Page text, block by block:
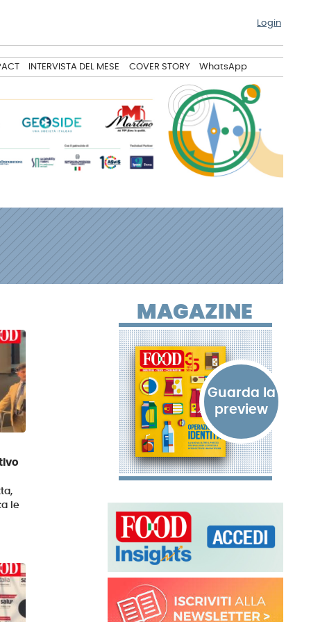
Login
INTERVISTA DEL MESE COVER STORY WhatsApp
le
MAGAZINE